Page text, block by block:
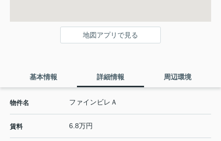
地図アプリで見る
基本情報 詳細情報 周辺環境
物件名 ファインビレＡ
賃料 6.8万円